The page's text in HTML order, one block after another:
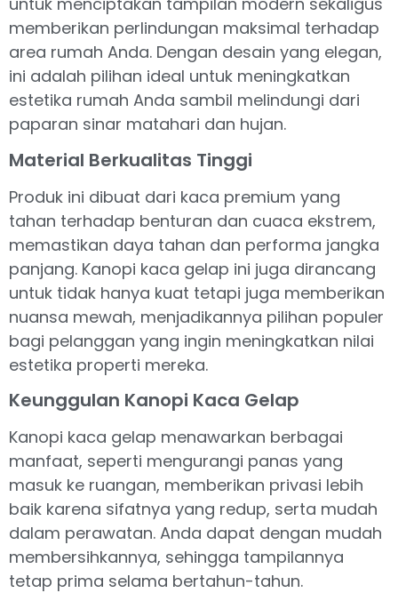
memberikan perlindungan maksimal terhadap
area rumah Anda. Dengan desain yang elegan,
ini adalah pilihan ideal untuk meningkatkan
estetika rumah Anda sambil melindungi dari
paparan sinar matahari dan hujan.
Material Berkualitas Tinggi
Produk ini dibuat dari kaca premium yang
tahan terhadap benturan dan cuaca ekstrem,
memastikan daya tahan dan performa jangka
panjang. Kanopi kaca gelap ini juga dirancang
untuk tidak hanya kuat tetapi juga memberikan
nuansa mewah, menjadikannya pilihan populer
bagi pelanggan yang ingin meningkatkan nilai
estetika properti mereka.
Keunggulan Kanopi Kaca Gelap
Kanopi kaca gelap menawarkan berbagai
manfaat, seperti mengurangi panas yang
masuk ke ruangan, memberikan privasi lebih
baik karena sifatnya yang redup, serta mudah
dalam perawatan. Anda dapat dengan mudah
membersihkannya, sehingga tampilannya
tetap prima selama bertahun-tahun.